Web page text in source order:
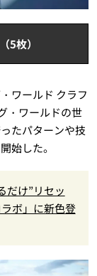
5枚）
ワールド クラフ
・ワールドの世
たパターンや技
始した。
だけ”リセッ
ボ」に新色登